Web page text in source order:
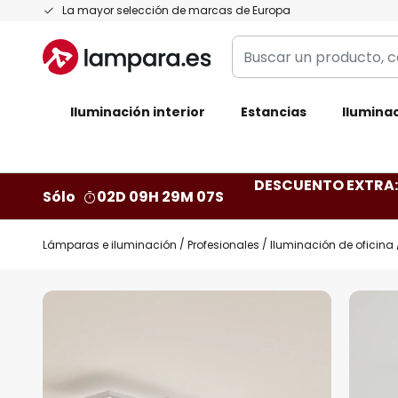
La mayor selección de marcas de Europa
Ir
contenido
Buscar
un
categoría,
Iluminación interior Estancias
Sólo 02D 09H 29M 06S
DESCUENTO
Lámparas e iluminación Profesionales Iluminación de oficina
Saltar